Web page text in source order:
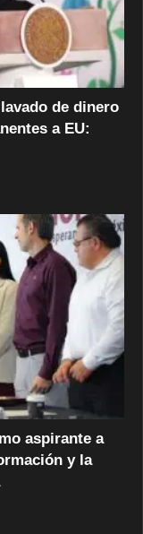
de dinero
a EU:
aspirante a
y la